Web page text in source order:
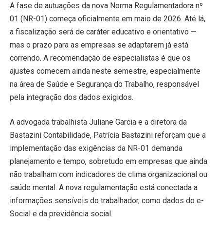
A fase de autuações da nova Norma Regulamentadora nº
01 (NR-01) começa oficialmente em maio de 2026. Até lá,
a fiscalização será de caráter educativo e orientativo —
mas o prazo para as empresas se adaptarem já está
correndo. A recomendação de especialistas é que os
ajustes comecem ainda neste semestre, especialmente
na área de Saúde e Segurança do Trabalho, responsável
pela integração dos dados exigidos.
A advogada trabalhista Juliane Garcia e a diretora da
Bastazini Contabilidade, Patrícia Bastazini reforçam que a
implementação das exigências da NR-01 demanda
planejamento e tempo, sobretudo em empresas que ainda
não trabalham com indicadores de clima organizacional ou
saúde mental. A nova regulamentação está conectada a
informações sensíveis do trabalhador, como dados do e-
Social e da previdência social.